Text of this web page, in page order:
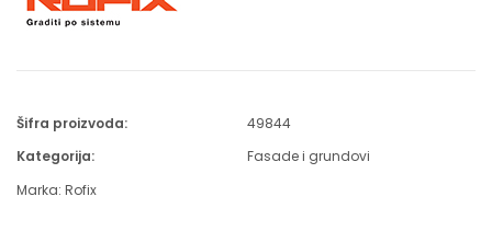
Šifra proizvoda:
49844
Kategorija:
Fasade i grundovi
Marka: Rofix